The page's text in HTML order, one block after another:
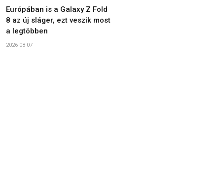
Európában is a Galaxy Z Fold
8 az új sláger, ezt veszik most
a legtöbben
2026-08-07